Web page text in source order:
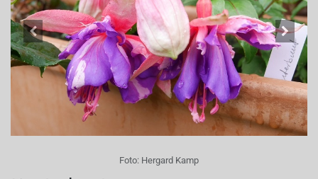
Foto: Hergard Kamp